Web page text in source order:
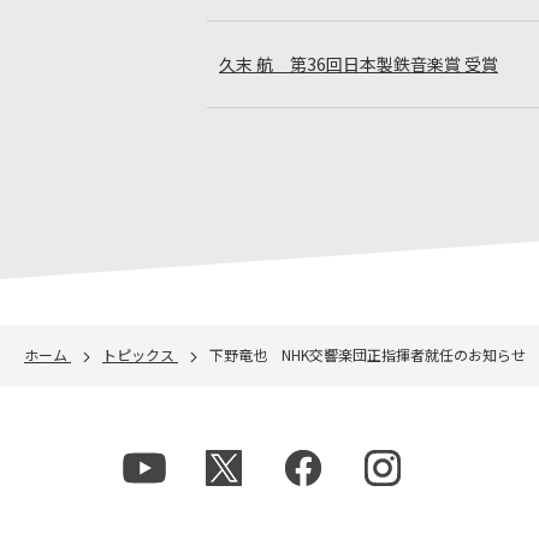
久末 航 第36回日本製鉄音楽賞 受賞
ホーム トピックス 下野竜也 NHK交響楽団正指揮者就任のお知らせ